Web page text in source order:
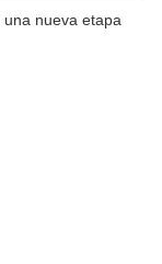
nueva etapa